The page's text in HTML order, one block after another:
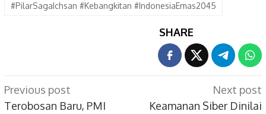
#PilarSagaIchsan #Kebangkitan #IndonesiaEmas2045
SHARE
Post
navigation
Previous post
Terobosan Baru, PMI
Next post
Keamanan Siber Dinilai